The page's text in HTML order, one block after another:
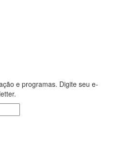
e programas. Digite seu e-